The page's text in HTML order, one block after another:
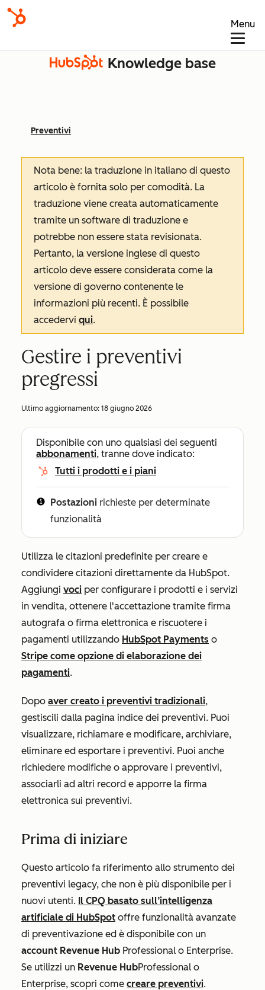
Menu
Knowledge base
Preventivi
Nota bene: la traduzione in italiano di questo
articolo è fornita solo per comodità. La
traduzione viene creata automaticamente
tramite un software di traduzione e
potrebbe non essere stata revisionata.
Pertanto, la versione inglese di questo
articolo deve essere considerata come la
versione di governo contenente le
informazioni più recenti. È possibile
accedervi qui.
Gestire i preventivi
pregressi
Ultimo aggiornamento: 18 giugno 2026
Disponibile con uno qualsiasi dei seguenti
abbonamenti, tranne dove indicato:
Tutti i prodotti e i piani
Postazioni richieste per determinate
funzionalità
Utilizza le citazioni predefinite per creare e
condividere citazioni direttamente da HubSpot.
Aggiungi voci per configurare i prodotti e i servizi
in vendita, ottenere l'accettazione tramite firma
autografa o firma elettronica e riscuotere i
pagamenti utilizzando HubSpot Payments o
Stripe come opzione di elaborazione dei
pagamenti.
Dopo aver creato i preventivi tradizionali,
gestiscili dalla pagina indice dei preventivi. Puoi
visualizzare, richiamare e modificare, archiviare,
eliminare ed esportare i preventivi. Puoi anche
richiedere modifiche o approvare i preventivi,
associarli ad altri record e apporre la firma
elettronica sui preventivi.
Prima di iniziare
Questo articolo fa riferimento allo strumento dei
preventivi legacy, che non è più disponibile per i
nuovi utenti. Il CPQ basato sull’intelligenza
artificiale di HubSpot offre funzionalità avanzate
di preventivazione ed è disponibile con un
account Revenue Hub Professional o Enterprise.
Se utilizzi un Revenue HubProfessional o
Enterprise, scopri come creare preventivi.